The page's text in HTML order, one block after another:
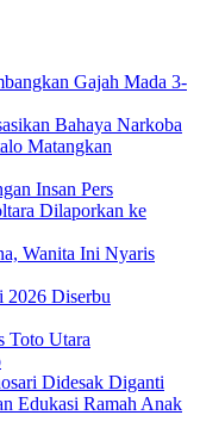
Gajah Mada 3-
Bahaya Narkoba
Matangkan
Insan Pers
Dilaporkan ke
Wanita Ini Nyaris
2026 Diserbu
Toto Utara
Didesak Diganti
Edukasi Ramah Anak